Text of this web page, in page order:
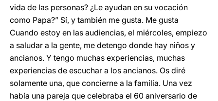
vida de las personas? ¿Le ayudan en su vocación
como Papa?” Sí, y también me gusta. Me gusta
Cuando estoy en las audiencias, el miércoles, empiezo
a saludar a la gente, me detengo donde hay niños y
ancianos. Y tengo muchas experiencias, muchas
experiencias de escuchar a los ancianos. Os diré
solamente una, que concierne a la familia. Una vez
había una pareja que celebraba el 60 aniversario de